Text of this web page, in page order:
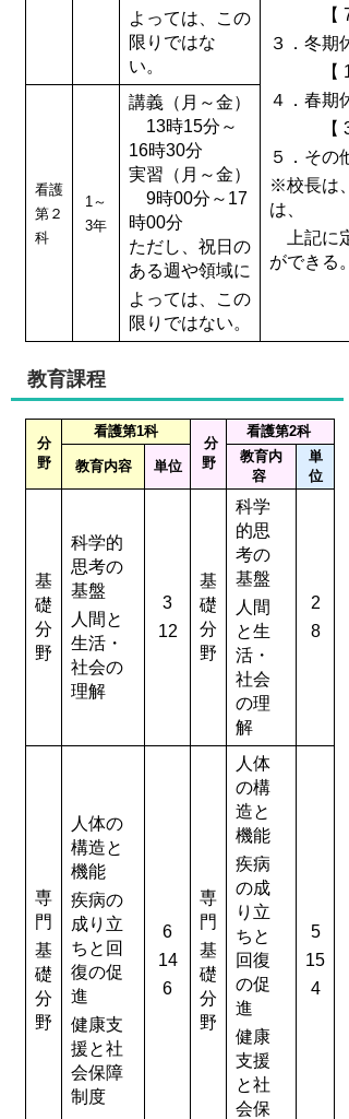
よっては、この
限りではな
い。
【 7月
３．冬期
【 12
４．春期
【 3月
５．その
※校長は
は、
上記に
ができる。
看護
第２
科
1～
3年
講義（月～金）
13時15分～
16時30分
実習（月～金）
9時00分～17
時00分
ただし、祝日の
ある週や領域に
よっては、この
限りではない。
教育課程
分
野
看護第1科
分
野
看護第2科
教育内容 単位
教育内
容
単
位
基
礎
分
野
科学的
思考の
基盤
人間と
生活・
社会の
理解
3
12
基
礎
分
野
科学
的思
考の
基盤
人間
と生
活・
社会
の理
解
2
8
専
門
基
礎
分
野
人体の
構造と
機能
疾病の
成り立
ちと回
復の促
進
健康支
援と社
会保障
制度
6
14
6
専
門
基
礎
分
野
人体
の構
造と
機能
疾病
の成
り立
ちと
回復
の促
進
健康
支援
と社
会保
5
15
4